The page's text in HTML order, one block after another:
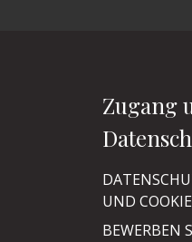
Zugang
UND
BEWERBEN